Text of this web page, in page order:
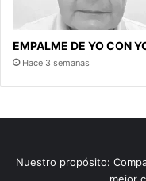
EMPALME DE YO CON
Hace 3 semanas
Nuestro propósito:
mejor